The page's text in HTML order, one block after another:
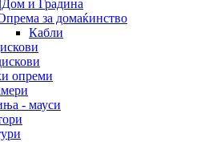
и Градина
за домаќинство
Кабли
опреми
- мауси